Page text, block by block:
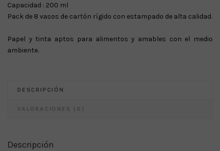
Capacidad : 200 ml
Pack de 8 vasos de cartón rígido con estampado de alta calidad.
Papel y tinta aptos para alimentos y amables con el medio
ambiente.
DESCRIPCIÓN
VALORACIONES (0)
Descripción